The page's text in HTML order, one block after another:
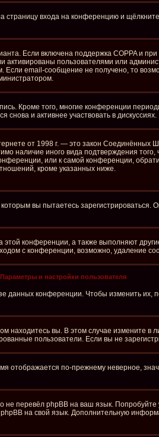
страницу входа на конференцию и
Если включена поддержка COPPA и
пользователями или
email-сообщение не получено, то
Кроме того, многие конференции
и активнее участвовать в дискуссиях.
от 1998 г. — это закон
наличие иного вида подтверждения
или к самой конференции,
кроме указанных ниже.
вы пытаетесь зарегистрироваться.
конференции, а также выполняют
с конференции, возможно, удаление
Параметры и настройки пользователя
данных конференции. Чтобы изменить их,
находитесь вы. В этом случае измените в
пользователи. Если вы не
отображается по-прежнему неверное,
перевёл phpBB на ваш язык.
на свой язык. Дополнительную